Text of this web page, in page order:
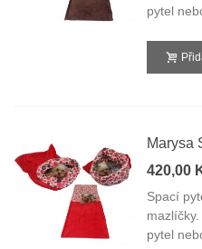
pytel
Marysa
420,00
Spací
pytel